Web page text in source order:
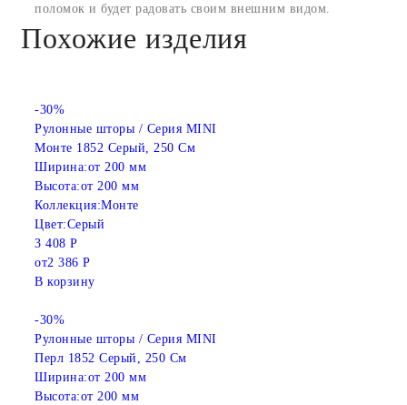
поломок и будет радовать своим внешним видом.
Похожие изделия
-30%
Рулонные шторы / Серия MINI
Монте 1852 Серый, 250 См
Ширина:от 200 мм
Высота:от 200 мм
Коллекция:Монте
Цвет:Серый
3 408 Р
от2 386 Р
В корзину
-30%
Рулонные шторы / Серия MINI
Перл 1852 Серый, 250 См
Ширина:от 200 мм
Высота:от 200 мм